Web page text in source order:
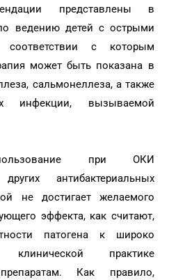
представлены в
ведению детей с острыми
соответствии с которым
может быть показана в
сальмонеллеза, а также
инфекции, вызываемой
при ОКИ
антибактериальных
не достигает желаемого
эффекта, как считают,
патогена к широко
практике
Как правило,